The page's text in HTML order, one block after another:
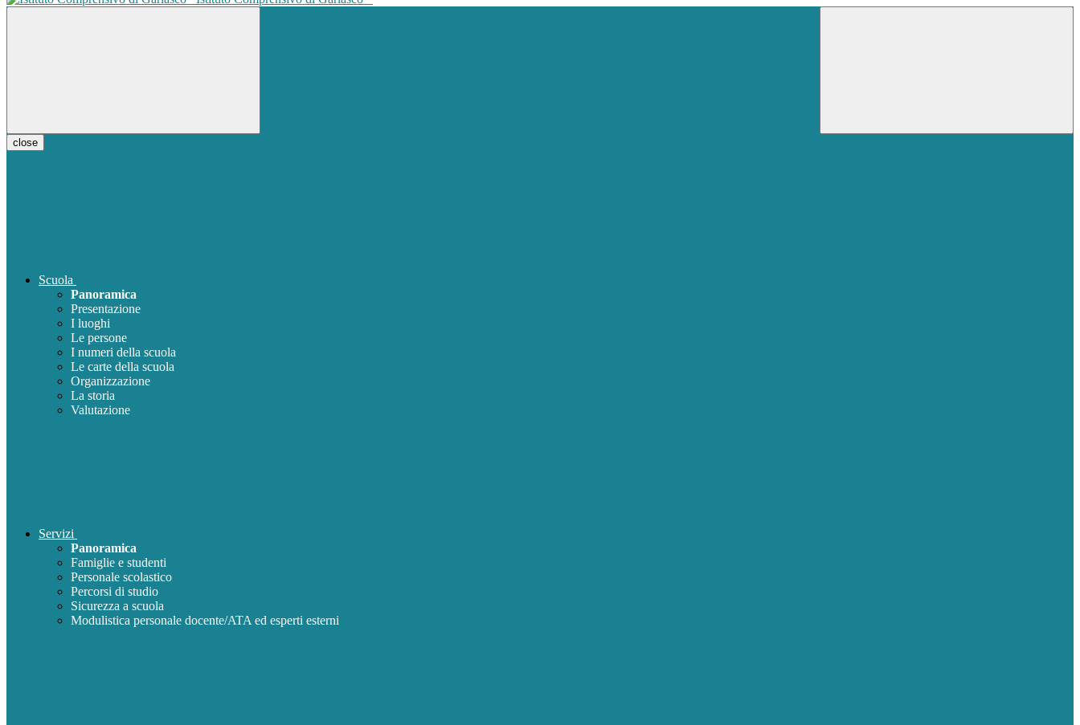
close
Scuola
Panoramica
Presentazione
I luoghi
Le persone
I numeri della scuola
Le carte della scuola
Organizzazione
La storia
Valutazione
Servizi
Panoramica
Famiglie e studenti
Personale scolastico
Percorsi di studio
Sicurezza a scuola
Modulistica personale docente/ATA ed esperti esterni